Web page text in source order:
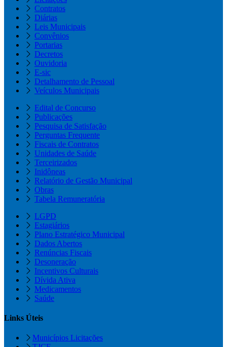
Contratos
Diárias
Leis Municipais
Convênios
Portarias
Decretos
Ouvidoria
E-sic
Detalhamento de Pessoal
Veículos Municipais
Edital de Concurso
Publicações
Pesquisa de Satisfação
Perguntas Frequente
Fiscais de Contratos
Unidades de Saúde
Terceirizados
Inidôneas
Relatório de Gestão Municipal
Obras
Tabela Remuneratória
LGPD
Estagiários
Plano Estratégico Municipal
Dados Abertos
Renúncias Fiscais
Desoneração
Incentivos Culturais
Dívida Ativa
Medicamentos
Saúde
Links Úteis
Municípios Licitações